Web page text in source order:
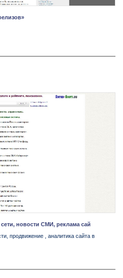
новости СМИ, реклама сай
продвижение , аналитика сайта в